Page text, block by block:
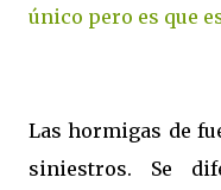
único pero es que
Las hormigas de
siniestros. Se